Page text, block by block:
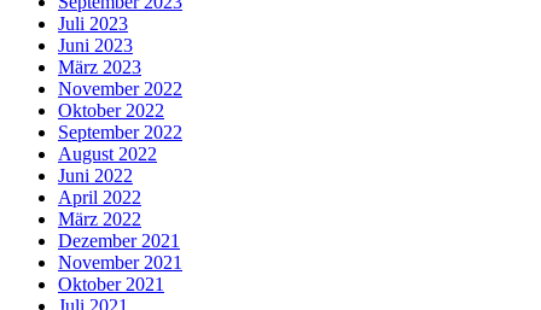
Juli 2023
Juni 2023
März 2023
November 2022
Oktober 2022
September 2022
August 2022
Juni 2022
April 2022
März 2022
Dezember 2021
November 2021
Oktober 2021